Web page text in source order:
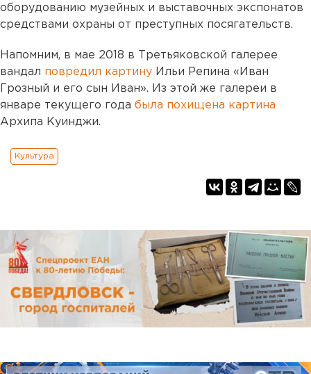
оборудованию музейных и выставочных экспонатов
средствами охраны от преступных посягательств.
Напомним, в мае 2018 в Третьяковской галерее
вандал повредил картину Ильи Репина «Иван
Грозный и его сын Иван». Из этой же галереи в
январе текущего года была похищена картина
Архипа Куинджи.
Культура